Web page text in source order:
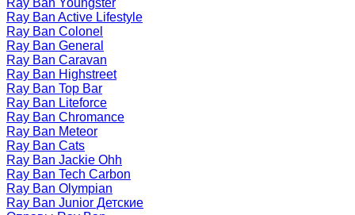
Ray Ban Youngster
Ray Ban Active Lifestyle
Ray Ban Colonel
Ray Ban General
Ray Ban Caravan
Ray Ban Highstreet
Ray Ban Top Bar
Ray Ban Liteforce
Ray Ban Chromance
Ray Ban Meteor
Ray Ban Cats
Ray Ban Jackie Ohh
Ray Ban Tech Carbon
Ray Ban Olympian
Ray Ban Junior Детские